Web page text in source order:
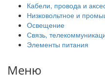
Кабели, провода и
Низковольтное и
Освещение
Связь,
Элементы питания
Меню